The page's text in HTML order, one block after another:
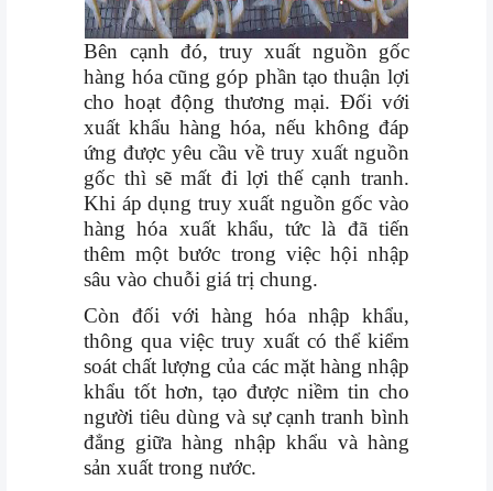
Bên cạnh đó, truy xuất nguồn gốc
hàng hóa cũng góp phần tạo thuận lợi
cho hoạt động thương mại. Đối với
xuất khẩu hàng hóa, nếu không đáp
ứng được yêu cầu về truy xuất nguồn
gốc thì sẽ mất đi lợi thế cạnh tranh.
Khi áp dụng truy xuất nguồn gốc vào
hàng hóa xuất khẩu, tức là đã tiến
thêm một bước trong việc hội nhập
sâu vào chuỗi giá trị chung.
Còn đối với hàng hóa nhập khẩu,
thông qua việc truy xuất có thể kiểm
soát chất lượng của các mặt hàng nhập
khẩu tốt hơn, tạo được niềm tin cho
người tiêu dùng và sự cạnh tranh bình
đẳng giữa hàng nhập khẩu và hàng
sản xuất trong nước.